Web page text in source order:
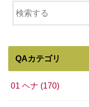
QAカテゴリ
01 ヘナ (170)